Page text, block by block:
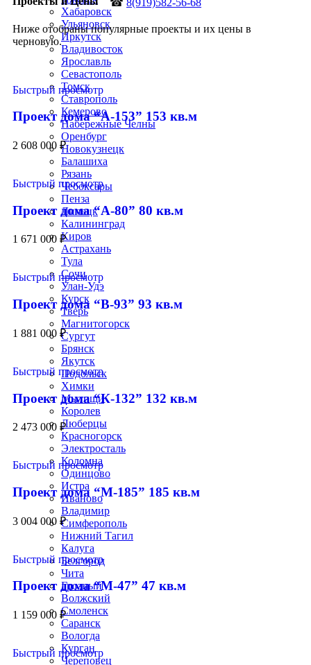
Хабаровск
Ульяновск
Иркутск
Владивосток
Ярославль
Севастополь
Томск
Ставрополь
Кемерово
Набережные Челны
Оренбург
Новокузнецк
Балашиха
Рязань
Чебоксары
Пенза
Липецк
Калининград
Киров
Астрахань
Тула
Сочи
Улан-Удэ
Курск
Тверь
Магнитогорск
Сургут
Брянск
Якутск
Подольск
Химки
Мытищи
Королев
Люберцы
Красногорск
Электросталь
Коломна
Одинцово
Истра
Иваново
Владимир
Симферополь
Нижний Тагил
Калуга
Белгород
Чита
Грозный
Волжский
Смоленск
Саранск
Вологда
Курган
Череповец
☎ 8(919)582-56-68
Ниже отобраны популярные проекты и их цены в
черновую.
Быстрый просмотр
Проект дома “А-153” 153 кв.м
2 608 000 ₽
Быстрый просмотр
Проект дома “А-80” 80 кв.м
1 671 000 ₽
Быстрый просмотр
Проект дома “В-93” 93 кв.м
1 881 000 ₽
Быстрый просмотр
Проект дома “К-132” 132 кв.м
2 473 000 ₽
Быстрый просмотр
Проект дома “М-185” 185 кв.м
3 004 000 ₽
Быстрый просмотр
Проект дома “М-47” 47 кв.м
1 159 000 ₽
Быстрый просмотр